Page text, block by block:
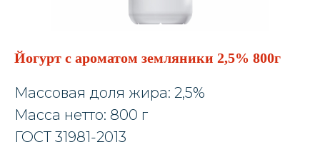
Йогурт с ароматом земляники 2,5% 800г
Массовая доля жира: 2,5%
Масса нетто: 800 г
ГОСТ 31981-2013